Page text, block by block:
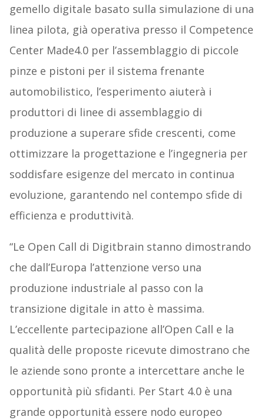
gemello digitale basato sulla simulazione di una
linea pilota, già operativa presso il Competence
Center Made4.0 per l’assemblaggio di piccole
pinze e pistoni per il sistema frenante
automobilistico, l’esperimento aiuterà i
produttori di linee di assemblaggio di
produzione a superare sfide crescenti, come
ottimizzare la progettazione e l’ingegneria per
soddisfare esigenze del mercato in continua
evoluzione, garantendo nel contempo sfide di
efficienza e produttività.
“Le Open Call di Digitbrain stanno dimostrando
che dall’Europa l’attenzione verso una
produzione industriale al passo con la
transizione digitale in atto è massima.
L’eccellente partecipazione all’Open Call e la
qualità delle proposte ricevute dimostrano che
le aziende sono pronte a intercettare anche le
opportunità più sfidanti. Per Start 4.0 è una
grande opportunità essere nodo europeo